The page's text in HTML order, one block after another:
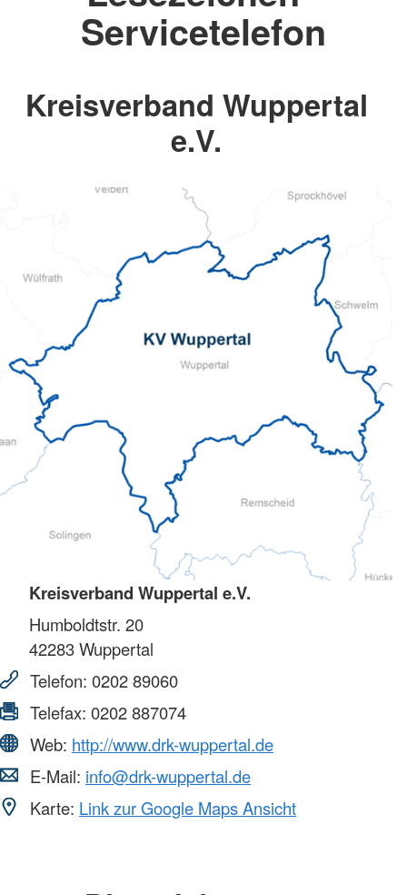
Servicetelefon
Kreisverband Wuppertal
e.V.
Kreisverband Wuppertal e.V.
Humboldtstr. 20
42283Wuppertal
Telefon: 0202 89060
Telefax: 0202 887074
Web: http://www.drk-wuppertal.de
E-Mail: info@drk-wuppertal.de
Karte: Link zur Google Maps Ansicht